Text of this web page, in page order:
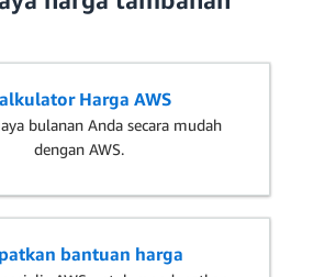
Harga AWS
bulanan Anda secara mudah
dengan AWS.
bantuan harga